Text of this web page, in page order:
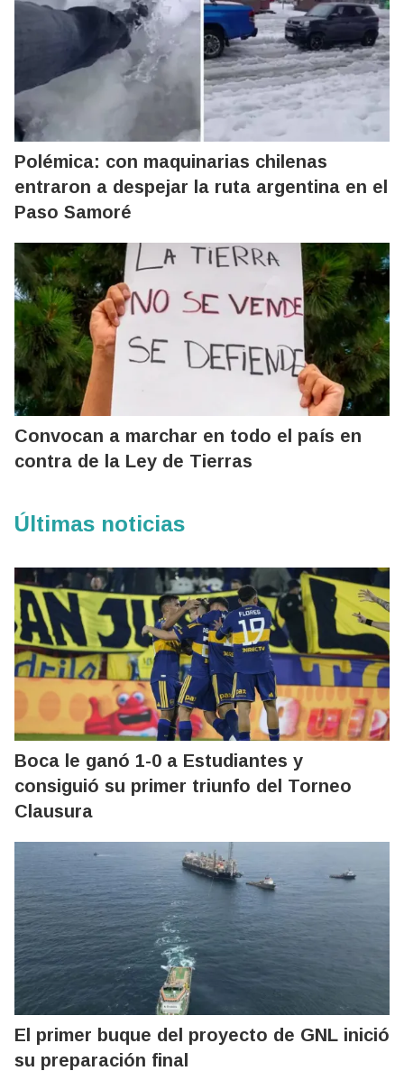
Polémica: con maquinarias chilenas
entraron a despejar la ruta argentina en el
Paso Samoré
Convocan a marchar en todo el país en
contra de la Ley de Tierras
Últimas noticias
Boca le ganó 1-0 a Estudiantes y
consiguió su primer triunfo del Torneo
Clausura
El primer buque del proyecto de GNL inició
su preparación final